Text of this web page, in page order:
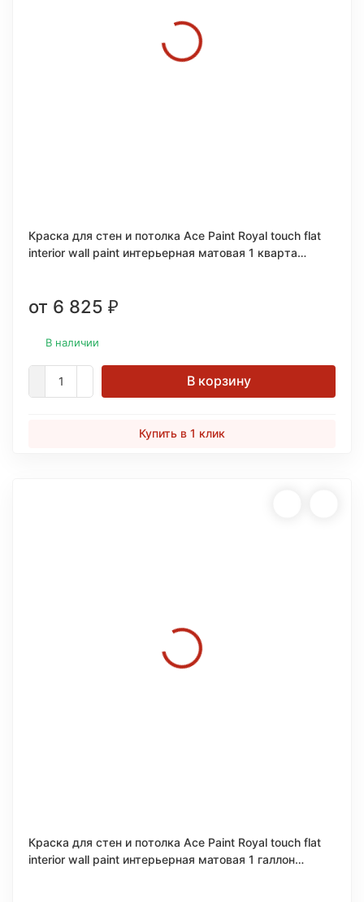
Краска для стен и потолка Ace Paint Royal touch flat
interior wall paint интерьерная матовая 1 кварта
от 6 825 ₽
В наличии
В корзину
Купить в 1 клик
Краска для стен и потолка Ace Paint Royal touch flat
interior wall paint интерьерная матовая 1 галлон